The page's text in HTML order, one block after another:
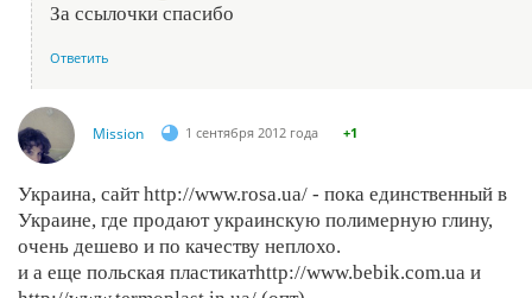
За ссылочки спасибо
Ответить
Mission 1 сентября 2012 года +1
Украина, сайт http://www.rosa.ua/ - пока единственный в
Украине, где продают украинскую полимерную глину,
очень дешево и по качеству неплохо.
и а еще польская пластикатhttp://www.bebik.com.ua и